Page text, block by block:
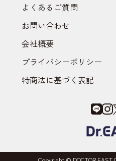
よくあるご質問
お問い合わせ
会社概要
プライバシーポリシー
特商法に基づく表記